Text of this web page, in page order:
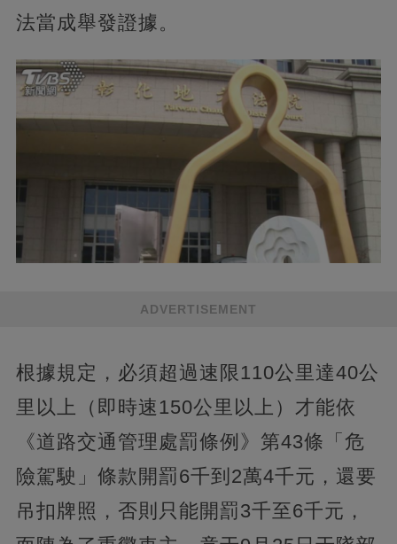
法當成舉發證據。
ADVERTISEMENT
根據規定，必須超過速限110公里達40公
里以上（即時速150公里以上）才能依
《道路交通管理處罰條例》第43條「危
險駕駛」條款開罰6千到2萬4千元，還要
吊扣牌照，否則只能開罰3千至6千元，